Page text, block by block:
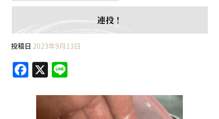
連投！
投稿日 2023年9月13日
F
c
X
e